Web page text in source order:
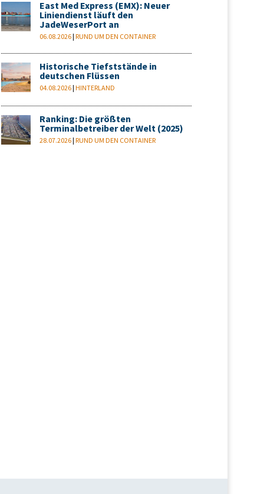
East Med Express (EMX): Neuer
Liniendienst läuft den
JadeWeserPort an
06.08.2026 |RUND UM DEN CONTAINER
Historische Tiefststände in
deutschen Flüssen
04.08.2026 |HINTERLAND
Ranking: Die größten
Terminalbetreiber der Welt (2025)
28.07.2026 |RUND UM DEN CONTAINER